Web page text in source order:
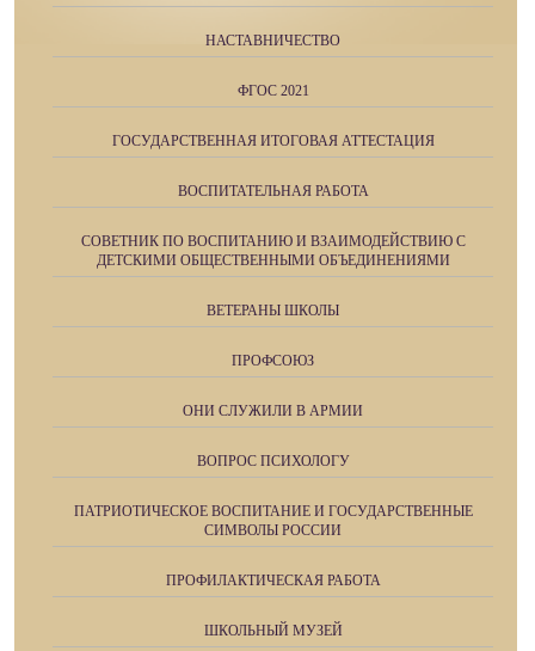
НАСТАВНИЧЕСТВО
ФГОС 2021
ГОСУДАРСТВЕННАЯ ИТОГОВАЯ АТТЕСТАЦИЯ
ВОСПИТАТЕЛЬНАЯ РАБОТА
СОВЕТНИК ПО ВОСПИТАНИЮ И ВЗАИМОДЕЙСТВИЮ С
ДЕТСКИМИ ОБЩЕСТВЕННЫМИ ОБЪЕДИНЕНИЯМИ
ВЕТЕРАНЫ ШКОЛЫ
ПРОФСОЮЗ
ОНИ СЛУЖИЛИ В АРМИИ
ВОПРОС ПСИХОЛОГУ
ПАТРИОТИЧЕСКОЕ ВОСПИТАНИЕ И ГОСУДАРСТВЕННЫЕ
СИМВОЛЫ РОССИИ
ПРОФИЛАКТИЧЕСКАЯ РАБОТА
ШКОЛЬНЫЙ МУЗЕЙ